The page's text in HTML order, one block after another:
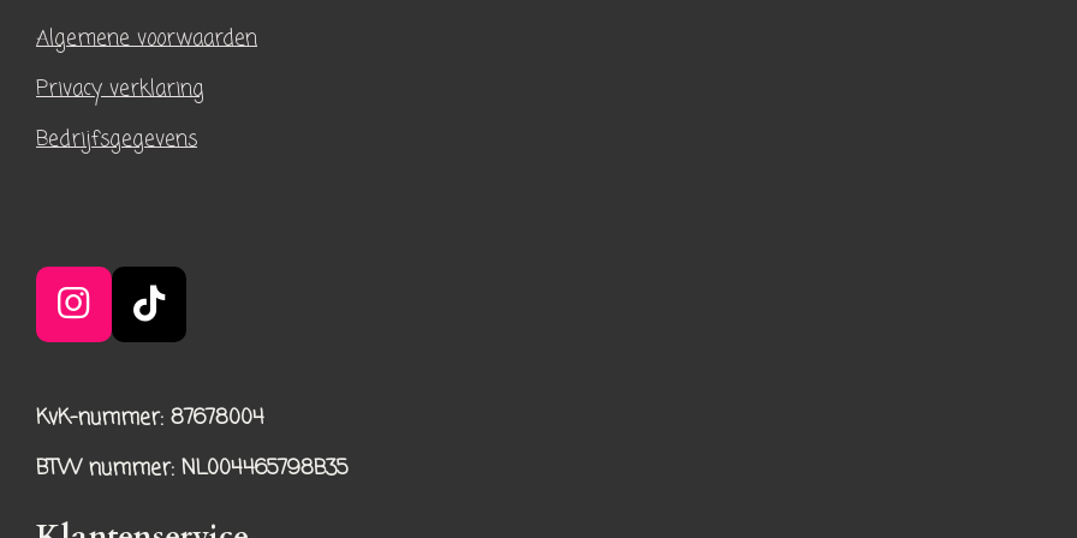
Algemene voorwaarden
Privacy verklaring
Bedrijfsgegevens
I
n
t
a
T
i
T
o
KvK-nummer: 87678004
BTW nummer: NL004465798B35